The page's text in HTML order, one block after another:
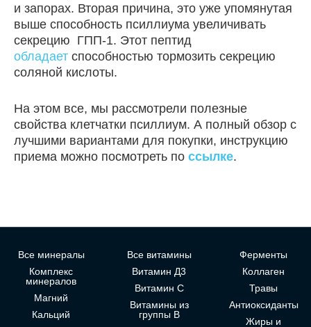
и запорах. Вторая причина, это уже упомянутая
выше способность псиллиума увеличивать
секрецию ГПП-1. Этот пептид
обладает способностью тормозить секрецию
соляной кислоты.
На этом все, мы рассмотрели полезные
свойства клетчатки псиллиум. А полный обзор с
лучшими вариантами для покупки, инструкцию
приема можно посмотреть по ссылке.
Все минералы
Комплекс
минералов
Магний
Кальций
Все витамины
Витамин Д3
Витамин С
Витамины из
группы В
Ферменты
Коллаген
Травы
Антиоксиданты
Жиры и